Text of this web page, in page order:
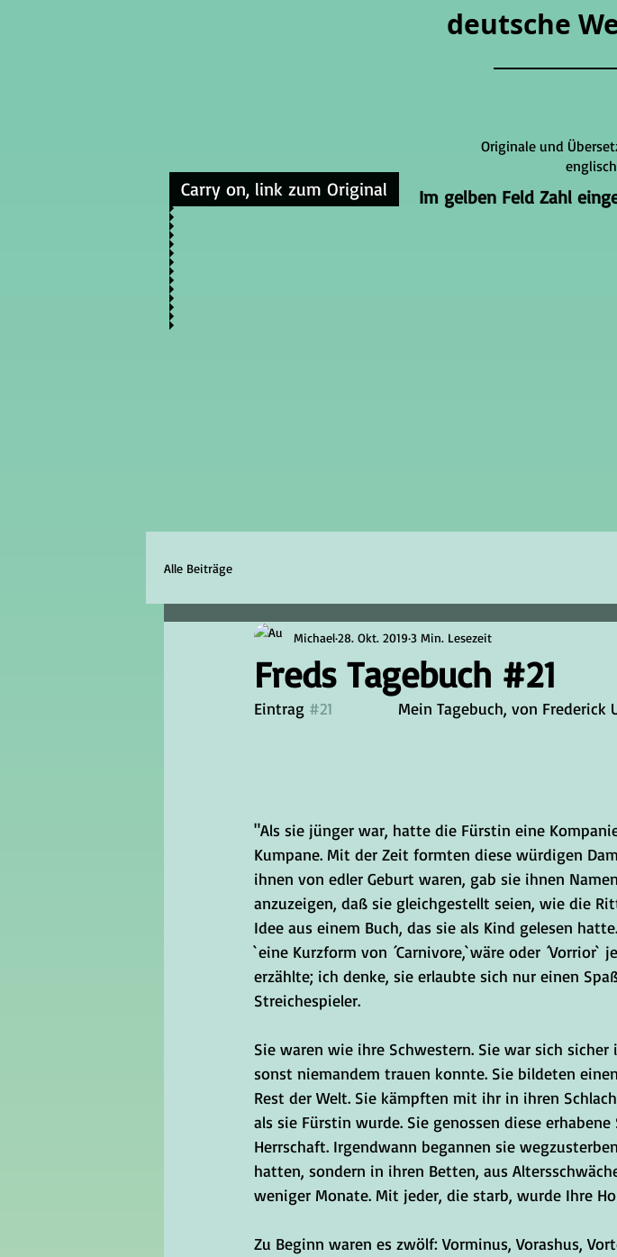
deutsche
Carry on, link zum Original
Originale und
Im gelben Feld Zahl
Alle Beiträge
Freds Tagebuch #21
Michael28. Okt. 2019 3 Min. Lesezeit
Eintrag #21
Mein Tagebuch, von Frederick
"Als sie jünger war, hatte die Fürstin eine
Kumpane. Mit der Zeit formten diese würdigen
ihnen von edler Geburt waren, gab sie ihnen
anzuzeigen, daß sie gleichgestellt seien, wie die
Idee aus einem Buch, das sie als Kind gelesen
`eine Kurzform von ´Carnivore,`wäre oder ´Vorrior`
erzählte; ich denke, sie erlaubte sich nur einen
Streichespieler.
Sie waren wie ihre Schwestern. Sie war sich
sonst niemandem trauen konnte. Sie bildeten
Rest der Welt. Sie kämpften mit ihr in ihren
als sie Fürstin wurde. Sie genossen diese
Herrschaft. Irgendwann begannen sie
hatten, sondern in ihren Betten, aus
weniger Monate. Mit jeder, die starb, wurde Ihre
Zu Beginn waren es zwölf: Vorminus, Vorashus,